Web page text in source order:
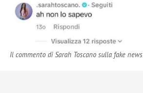
Il commento di Sarah Toscano sulla fake news